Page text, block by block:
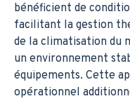
bénéficient de
facilitant la gestion
de la climatisation du
un environnement
équipements. Cette
opérationnel